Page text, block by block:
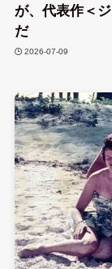
が、代表作＜
だ
2026-07-09